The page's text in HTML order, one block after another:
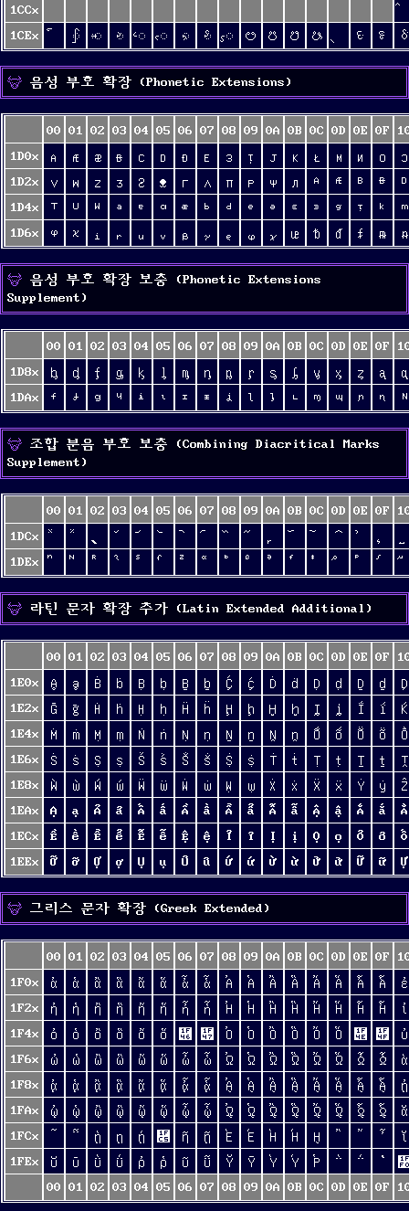
1CCx
1CEx
᳡ ᳢ ᳣ ᳤ ᳥ ᳦ ᳧ ᳨ ᳩ ᳪ ᳫ ᳬ ᳮ ᳯ
음성 부호 확장 (Phonetic Extensions)
00 01 02 03 04 05 06 07 08 09 0A 0B 0C 0D 0E 0F
1D0x
ᴀ ᴁ ᴂ ᴃ ᴄ ᴅ ᴆ ᴇ ᴈ ᴉ ᴊ ᴋ ᴌ ᴍ ᴎ ᴏ
ᴐ
1D2x
ᴠ ᴡ ᴢ ᴣ ᴤ ᴥ ᴦ ᴧ ᴨ ᴩ ᴪ ᴫ ᴬ ᴭ ᴮ ᴯ
ᴰ
1D4x
ᵀ ᵁ ᵂ ᵃ ᵄ ᵅ ᵆ ᵇ ᵈ ᵉ ᵊ ᵋ ᵌ ᵍ ᵎ ᵏ
ᵐ
1D6x
ᵠ ᵡ ᵢ ᵣ ᵤ ᵥ ᵦ ᵧ ᵨ ᵩ ᵪ ᵫ ᵬ ᵭ ᵮ ᵯ ᵰ
음성 부호 확장 보충 (Phonetic Extensions
Supplement)
00 01 02 03 04 05 06 07 08 09 0A 0B 0C 0D 0E 0F
1D8x
ᶀ ᶁ ᶂ ᶃ ᶄ ᶅ ᶆ ᶇ ᶈ ᶉ ᶊ ᶋ ᶌ ᶍ ᶎ ᶏ
ᶐ
1DAx
ᶠ ᶡ ᶢ ᶣ ᶤ ᶥ ᶦ ᶧ ᶨ ᶩ ᶪ ᶫ ᶬ ᶭ ᶮ ᶯ ᶰ
조합 분음 부호 보충 (Combining Diacritical Marks
Supplement)
00 01 02 03 04 05 06 07 08 09 0A 0B 0C 0D 0E 0F
1DCx
1DEx
라틴 문자 확장 추가 (Latin Extended Additional)
00 01 02 03 04 05 06 07 08 09 0A 0B 0C 0D 0E 0F
1E0x
Ḁ ḁ Ḃ ḃ Ḅ ḅ Ḇ ḇ Ḉ ḉ Ḋ ḋ Ḍ ḍ Ḏ ḏ
Ḑ
1E2x
Ḡ ḡ Ḣ ḣ Ḥ ḥ Ḧ ḧ Ḩ ḩ Ḫ ḫ Ḭ ḭ Ḯ ḯ
Ḱ
1E4x
Ṁ ṁ Ṃ ṃ Ṅ ṅ Ṇ ṇ Ṉ ṉ Ṋ ṋ Ṍ ṍ Ṏ ṏ
Ṑ
1E6x
Ṡ ṡ Ṣ ṣ Ṥ ṥ Ṧ ṧ Ṩ ṩ Ṫ ṫ Ṭ ṭ Ṯ ṯ
Ṱ
1E8x
Ẁ ẁ Ẃ ẃ Ẅ ẅ Ẇ ẇ Ẉ ẉ Ẋ ẋ Ẍ ẍ Ẏ ẏ
Ẑ
1EAx
Ạ ạ Ả ả Ấ ấ Ầ ầ Ẩ ẩ Ẫ ẫ Ậ ậ Ắ ắ
Ằ
1ECx
Ề ề Ể ể Ễ ễ Ệ ệ Ỉ ỉ Ị ị Ọ ọ Ỏ ỏ
Ố
1EEx
Ỡ ỡ Ợ ợ Ụ ụ Ủ ủ Ứ ứ Ừ ừ Ử ử Ữ ữ Ự
그리스 문자 확장 (Greek Extended)
00 01 02 03 04 05 06 07 08 09 0A 0B 0C 0D 0E 0F
1F0x
ἀ ἁ ἂ ἃ ἄ ἅ ἆ ἇ Ἀ Ἁ Ἂ Ἃ Ἄ Ἅ Ἆ Ἇ
ἐ
1F2x
ἠ ἡ ἢ ἣ ἤ ἥ ἦ ἧ Ἠ Ἡ Ἢ Ἣ Ἤ Ἥ Ἦ Ἧ
ἰ
1F4x
ὀ ὁ ὂ ὃ ὄ ὅ ὆ ὇ Ὀ Ὁ Ὂ Ὃ Ὄ Ὅ ὎ ὏
ὐ
1F6x
ὠ ὡ ὢ ὣ ὤ ὥ ὦ ὧ Ὠ Ὡ Ὢ Ὣ Ὤ Ὥ Ὦ Ὧ
ὰ
1F8x
ᾀ ᾁ ᾂ ᾃ ᾄ ᾅ ᾆ ᾇ ᾈ ᾉ ᾊ ᾋ ᾌ ᾍ ᾎ ᾏ
ᾐ
1FAx
ᾠ ᾡ ᾢ ᾣ ᾤ ᾥ ᾦ ᾧ ᾨ ᾩ ᾪ ᾫ ᾬ ᾭ ᾮ ᾯ
ᾰ
1FCx
῁ ῂ ῃ ῄ ῅ ῆ ῇ Ὲ Έ Ὴ Ή ῌ ῍ ῎ ῏
ῐ
1FEx
ῠ ῡ ῢ ΰ ῤ ῥ ῦ ῧ Ῠ Ῡ Ὺ Ύ Ῥ ῭ ΅ `
00 01 02 03 04 05 06 07 08 09 0A 0B 0C 0D 0E 0F